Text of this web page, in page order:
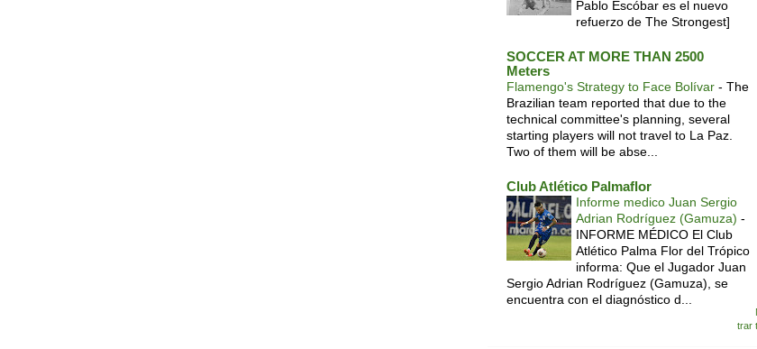
Pablo Escóbar es el nuevo
refuerzo de The Strongest]
SOCCER AT MORE THAN 2500
Meters
Flamengo's Strategy to Face Bolívar - The
Brazilian team reported that due to the
technical committee's planning, several
starting players will not travel to La Paz.
Two of them will be abse...
Club Atlético Palmaflor
Informe medico Juan Sergio
Adrian Rodríguez (Gamuza) -
INFORME MÉDICO El Club
Atlético Palma Flor del Trópico
informa: Que el Jugador Juan
Sergio Adrian Rodríguez (Gamuza), se
encuentra con el diagnóstico d...
trar